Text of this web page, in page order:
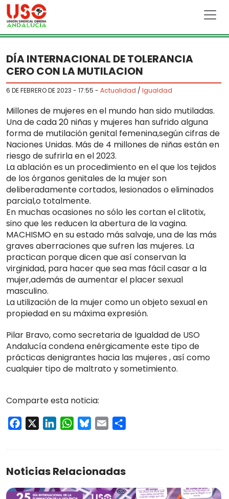
Skip to main content
DÍA INTERNACIONAL DE TOLERANCIA
CERO CON LA MUTILACION
6 DE FEBRERO DE 2023 - 17:55 - Actualidad / Igualdad
Millones de mujeres en el mundo han sido mutiladas.
Una de cada 20 niñas y mujeres han sufrido alguna
forma de mutilación genital femenina,según cifras de
Naciones Unidas. Más de 4 millones de niñas están en
riesgo de sufrirla en el 2023.
La ablación es un procedimiento en el que los tejidos
de los órganos genitales de la mujer son
deliberadamente cortados, lesionados o eliminados
parcial,o totalmente.
En muchas ocasiones no sólo les cortan el clitotix,
sino que les reducen la abertura de la vagina.
MACHISMO en su estado más salvaje, una de las más
graves aberraciones que sufren las mujeres. La
practican porque dicen que así conservan la
virginidad, para hacer que sea mas fácil casar a la
mujer,además de aumentar el placer sexual
masculino.
La utilización de la mujer como un objeto sexual en
propiedad en su máxima expresión.
Pilar Bravo, como secretaria de Igualdad de USO
Andalucía condena enérgicamente este tipo de
prácticas denigrantes hacia las mujeres , así como
cualquier tipo de maltrato y sometimiento.
Comparte esta noticia:
Facebook LinkedInWhatsApp
Bluesky
Email
Noticias Relacionadas